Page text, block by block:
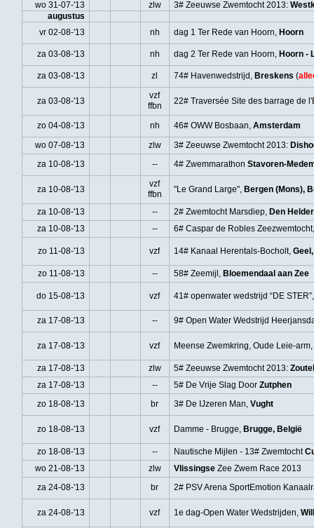
wo 31-07-'13 zlw 3# Zeeuwse Zwemtocht 2013:
augustus
vr 02-08-'13
nh dag 1 Ter Rede van Hoorn, Hoorn
za 03-08-'13 nh dag 2 Ter Rede van Hoorn, Hoorn -
za 03-08-'13 zl 74# Havenwedstrijd, Breskens (
za 03-08-'13
vzf
ffbn
22# Traversée Site des barrage de
zo 04-08-'13 nh 46# OWW Bosbaan, Amsterdam
wo 07-08-'13
zlw 3# Zeeuwse Zwemtocht 2013:
za 10-08-'13
-- 4# Zwemmarathon Stavoren-
za 10-08-'13
vzf
ffbn
"Le Grand Large", Bergen (Mons),
za 10-08-'13 -- 2# Zwemtocht Marsdiep, Den
za 10-08-'13
-- 6# Caspar de Robles
zo 11-08-'13 vzf 14# Kanaal Herentals-Bocholt,
zo 11-08-'13 -- 58# Zeemijl, Bloemendaal aan Zee
do 15-08-'13 vzf 41# openwater wedstrijd “DE
za 17-08-'13 -- 9# Open Water Wedstrijd
za 17-08-'13 vzf Meense Zwemkring, Oude Leie-arm,
za 17-08-'13 zlw 5# Zeeuwse Zwemtocht 2013:
za 17-08-'13
-- 5# De Vrije Slag Door Zutphen
zo 18-08-'13
br 3# De IJzeren Man, Vught
zo 18-08-'13 vzf Damme - Brugge, Brugge, België
zo 18-08-'13 -- Nautische Mijlen - 13# Zwemtocht
wo 21-08-'13
zlw VlissingseZee Zwem Race 2013
za 24-08-'13
br 2# PSV Arena SportEmotion
za 24-08-'13 vzf 1e dag-Open Water Wedstrijden,